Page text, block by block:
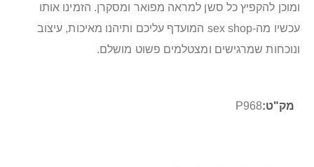
ומוכן להקפיץ כל סשן למראה מפואר ומסקרן. הזמינו אותו
עכשיו מה-sex shop המועדף עליכם ותיהנו מאיכות, עיצוב
ונוכחות שמרגישים ומצטלמים פשוט מושלם.
מידע
P968